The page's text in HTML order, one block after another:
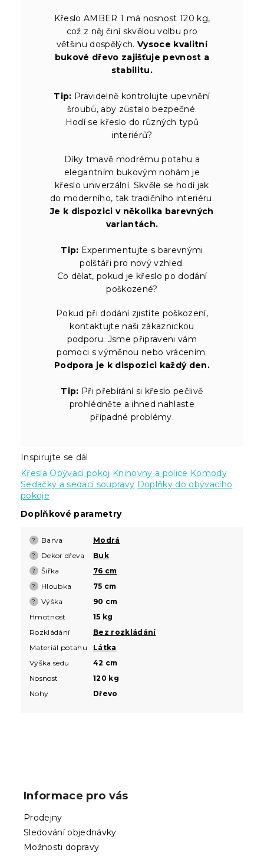
Křeslo AMBER 1 má nosnost 120 kg,
což z něj činí skvělou volbu pro
většinu dospělých.Vysoce kvalitní
bukové dřevo zajišťuje pevnost a
stabilitu.
Tip: Pravidelně kontrolujte upevnění
šroubů, aby zůstalo bezpečné.
Hodí se křeslo do různých typů
interiérů?
Díky tmavě modrému potahu a
elegantním bukovým nohám je
křeslo univerzální. Skvěle se hodí jak
do moderního, tak tradičního interiéru.
Je k dispozici v několika barevných
variantách.
Tip: Experimentujte s barevnými
polštáři pro nový vzhled.
Co dělat, pokud je křeslo po dodání
poškozené?
Pokud při dodání zjistíte poškození,
kontaktujte naši zákaznickou
podporu. Jsme připraveni vám
pomoci s výměnou nebo vrácením.
Podpora je k dispozici každý den.
Tip: Při přebírání si křeslo pečlivě
prohlédněte a ihned nahlaste
případné problémy.
Inspirujte se dál
Křesla Obývací pokoj Knihovny a police Komody
Sedačky a sedací soupravy Doplňky do obývacího
pokoje
Doplňkové parametry
? Barva Modrá
? Dekor dřeva Buk
? Šířka 76 cm
? Hloubka 75 cm
? Výška
90 cm
Hmotnost
15 kg
Rozkládání
Bez rozkládání
Materiál potahu
Látka
Výška sedu
42 cm
Nosnost
120 kg
Nohy
Dřevo
Informace pro vás
Prodejny
Sledování objednávky
Možnosti dopravy